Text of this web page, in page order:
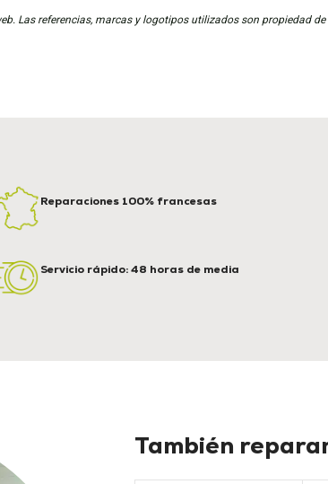
Las referencias, marcas y logotipos utilizados son propiedad
Reparaciones 100% francesas
Servicio rápido: 48 horas de media
También